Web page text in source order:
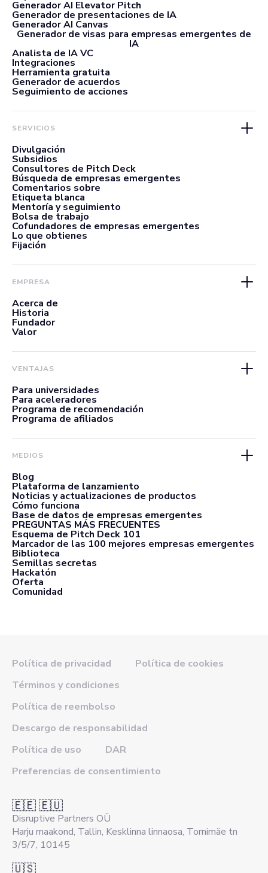
Generador AI Elevator Pitch
Generador de presentaciones de IA
Generador AI Canvas
Generador de visas para empresas emergentes de
IA
Analista de IA VC
Integraciones
Herramienta gratuita
Generador de acuerdos
Seguimiento de acciones
SERVICIOS
Divulgación
Subsidios
Consultores de Pitch Deck
Búsqueda de empresas emergentes
Comentarios sobre
Etiqueta blanca
Mentoría y seguimiento
Bolsa de trabajo
Cofundadores de empresas emergentes
Lo que obtienes
Fijación
EMPRESA
Acerca de
Historia
Fundador
Valor
VENTAJAS
Para universidades
Para aceleradores
Programa de recomendación
Programa de afiliados
MEDIOS
Blog
Plataforma de lanzamiento
Noticias y actualizaciones de productos
Cómo funciona
Base de datos de empresas emergentes
PREGUNTAS MÁS FRECUENTES
Esquema de Pitch Deck 101
Marcador de las 100 mejores empresas emergentes
Biblioteca
Semillas secretas
Hackatón
Oferta
Comunidad
Política de privacidad
Política de cookies
Términos y condiciones
Política de reembolso
Descargo de responsabilidad
Política de uso
DAR
Preferencias de consentimiento
🇪🇪 🇪🇺
Disruptive Partners OÜ
Harju maakond, Tallin, Kesklinna linnaosa, Tornimäe tn
3/5/7, 10145
🇺🇸